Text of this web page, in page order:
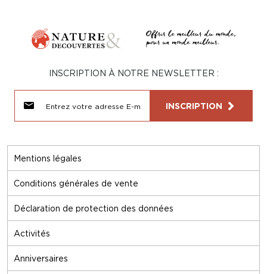
Mentions légales
Conditions générales de vente
Déclaration de protection des données
Activités
Anniversaires
INSCRIPTION À NOTRE NEWSLETTER :
INSCRIPTION